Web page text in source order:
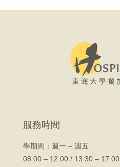
服務時間
學期間： 週一 – 週五
08:00 – 12:00 / 13:30 – 17:00